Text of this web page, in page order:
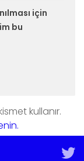
için
bu
kullanır.